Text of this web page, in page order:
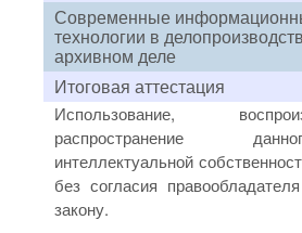
Современные
технологии в
архивном деле
Итоговая аттестация
Использование,
распространение
интеллектуальной
без согласия
закону.